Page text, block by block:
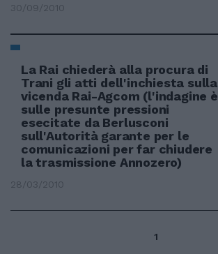
30/09/2010
La Rai chiederà alla procura di
Trani gli atti dell'inchiesta sulla
vicenda Rai-Agcom (l'indagine è
sulle presunte pressioni
esecitate da Berlusconi
sull'Autorità garante per le
comunicazioni per far chiudere
la trasmissione Annozero)
28/03/2010
1